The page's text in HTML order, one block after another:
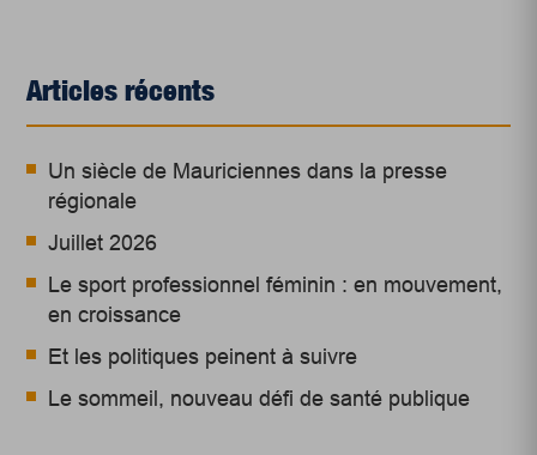
Articles récents
Un siècle de Mauriciennes dans la presse
régionale
Juillet 2026
Le sport professionnel féminin : en mouvement,
en croissance
Et les politiques peinent à suivre
Le sommeil, nouveau défi de santé publique